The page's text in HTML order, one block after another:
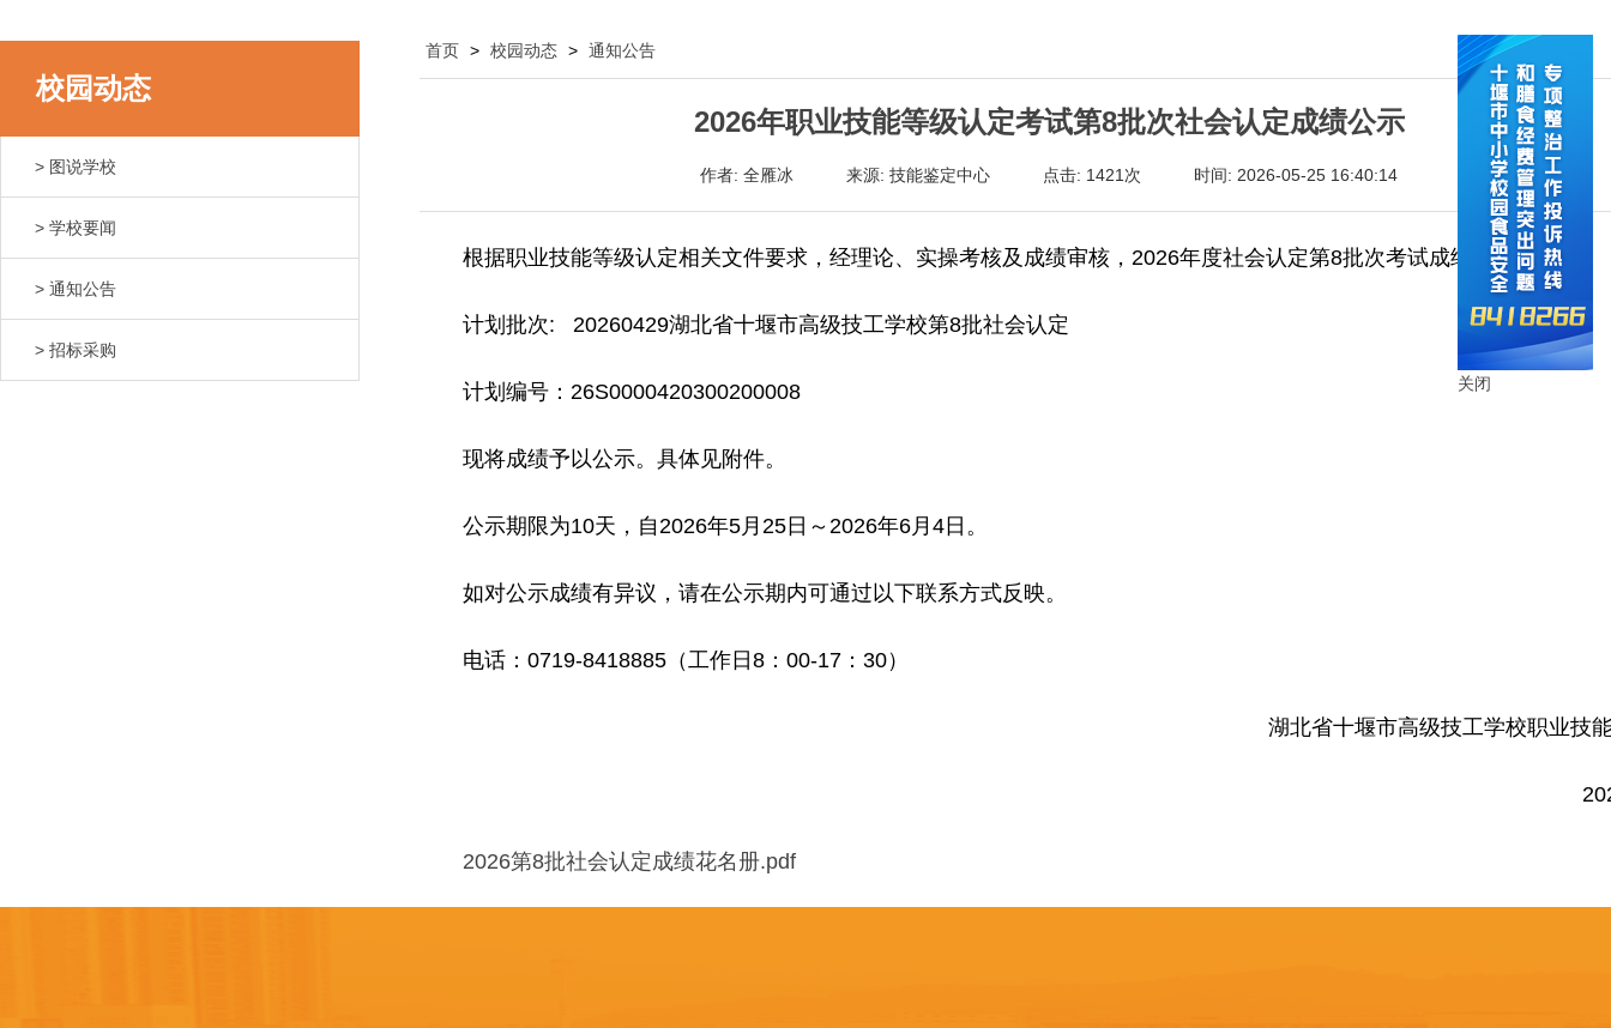
校园动态
> 图说学校
> 学校要闻
> 通知公告
> 招标采购
首页 > 校园动态 > 通知公告
2026年职业技能等级认定考试第8批次社会认定成绩公示
作者: 全雁冰 来源: 技能鉴定中心 点击: 1421次 时间: 2026-05-25 16:40:14
根据职业技能等级认定相关文件要求，经理论、实操考核及成绩审核，2026年度社会认定第8批次考试成绩已确定：
计划批次: 20260429湖北省十堰市高级技工学校第8批社会认定
计划编号：26S0000420300200008
现将成绩予以公示。具体见附件。
公示期限为10天，自2026年5月25日～2026年6月4日。
如对公示成绩有异议，请在公示期内可通过以下联系方式反映。
电话：0719-8418885（工作日8：00-17：30）
湖北省十堰市高级技工学校职业技
2026第8批社会认定成绩花名册.pdf
关闭